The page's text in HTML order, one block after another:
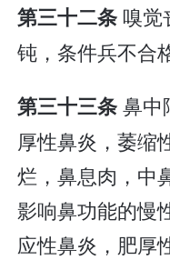
第三十二条 嗅觉
钝，条件兵不合
第三十三条鼻中
厚性鼻炎，萎缩
烂，鼻息肉，中
影响鼻功能的慢
应性鼻炎，肥厚